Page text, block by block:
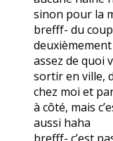
sinon pour la
brefff- du
assez de quoi
sortir en ville,
chez moi et
à côté, mais
aussi haha